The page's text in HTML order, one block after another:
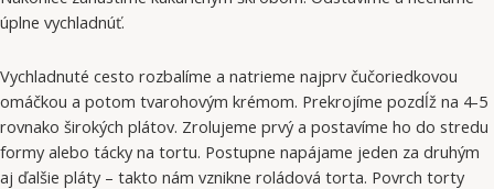
úplne vychladnúť.
Vychladnuté cesto rozbalíme a natrieme najprv čučoriedkovou
omáčkou a potom tvarohovým krémom. Prekrojíme pozdĺž na 4-5
rovnako širokých plátov. Zrolujeme prvý a postavíme ho do stredu
formy alebo tácky na tortu. Postupne napájame jeden za druhým
aj ďalšie pláty – takto nám vznikne roládová torta. Povrch torty